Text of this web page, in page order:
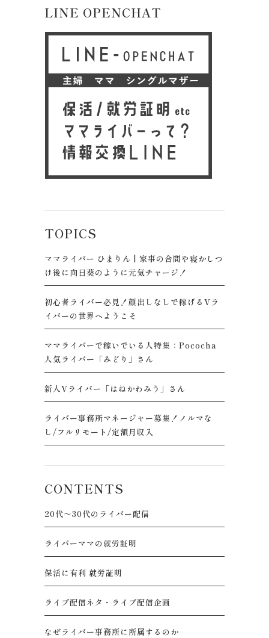
LINE OPENCHAT
TOPICS
ママライバー ひまりん | 家事の合間や寝かしつ
け後に向日葵のように元気チャージ！
初心者ライバー必見！顔出しなしで稼げるVラ
イバーの世界へようこそ
ママライバーで稼いでいる人特集：Pococha
人気ライバー「みどり」さん
新人Vライバー「はねかわみう」さん
ライバー事務所マネージャー募集！ノルマな
し/フルリモート/定額月収入
CONTENTS
20代～30代のライバー配信
ライバーママの就労証明
保活に有利 就労証明
ライブ配信ネタ・ライブ配信企画
なぜライバー事務所に所属するのか